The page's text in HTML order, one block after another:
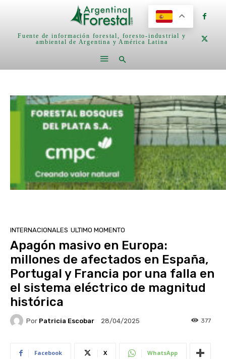
Fuente de información forestal, foresto-industrial y
ambiental de Argentina y América Latina
INTERNACIONALES ULTIMO MOMENTO
Apagón masivo en Europa:
millones de afectados en España,
Portugal y Francia por una falla en
el sistema eléctrico de magnitud
histórica
Por Patricia Escobar 28/04/2025 377
Facebook X WhatsApp